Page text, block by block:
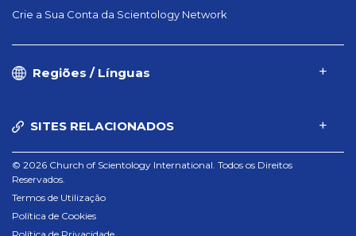
Crie a Sua Conta da Scientology Network
Regiões / Línguas
SITES RELACIONADOS
© 2026 Church of Scientology International. Todos os Direitos
Reservados.
Termos de Utilização
Política de Cookies